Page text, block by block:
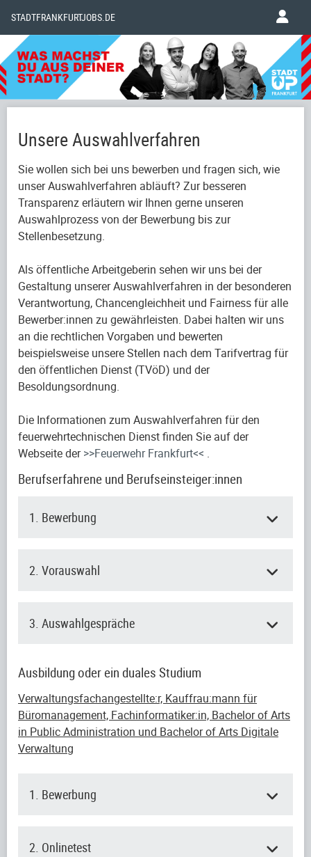
STADTFRANKFURTJOBS.DE
Unsere Auswahlverfahren
Sie wollen sich bei uns bewerben und fragen sich, wie
unser Auswahlverfahren abläuft? Zur besseren
Transparenz erläutern wir Ihnen gerne unseren
Auswahlprozess von der Bewerbung bis zur
Stellenbesetzung.
Als öffentliche Arbeitgeberin sehen wir uns bei der
Gestaltung unserer Auswahlverfahren in der besonderen
Verantwortung, Chancengleichheit und Fairness für alle
Bewerber:innen zu gewährleisten. Dabei halten wir uns
an die rechtlichen Vorgaben und bewerten
beispielsweise unsere Stellen nach dem Tarifvertrag für
den öffentlichen Dienst (TVöD) und der
Besoldungsordnung.
Die Informationen zum Auswahlverfahren für den
feuerwehrtechnischen Dienst finden Sie auf der
Webseite der>>Feuerwehr Frankfurt<< .
Berufserfahrene und Berufseinsteiger:innen
1. Bewerbung
2. Vorauswahl
3. Auswahlgespräche
Ausbildung oder ein duales Studium
Verwaltungsfachangestellte:r, Kauffrau:mann für
Büromanagement, Fachinformatiker:in, Bachelor of Arts
in Public Administration und Bachelor of Arts Digitale
Verwaltung
1. Bewerbung
2. Onlinetest